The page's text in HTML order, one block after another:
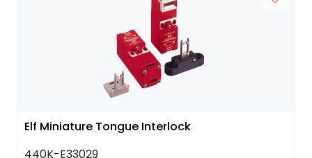
Elf Miniature Tongue Interlock
440K-E33029